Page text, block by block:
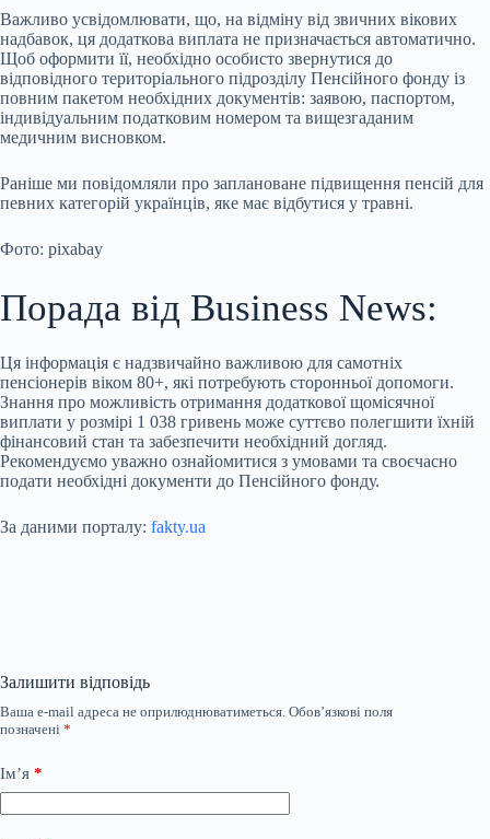
Важливо усвідомлювати, що, на відміну від звичних вікових
надбавок, ця додаткова виплата не призначається автоматично.
Щоб оформити її, необхідно особисто звернутися до
відповідного територіального підрозділу Пенсійного фонду із
повним пакетом необхідних документів: заявою, паспортом,
індивідуальним податковим номером та вищезгаданим
медичним висновком.
Раніше ми повідомляли про заплановане підвищення пенсій для
певних категорій українців, яке має відбутися у травні.
Фото: pixabay
Порада від Business News:
Ця інформація є надзвичайно важливою для самотніх
пенсіонерів віком 80+, які потребують сторонньої допомоги.
Знання про можливість отримання додаткової щомісячної
виплати у розмірі 1 038 гривень може суттєво полегшити їхній
фінансовий стан та забезпечити необхідний догляд.
Рекомендуємо уважно ознайомитися з умовами та своєчасно
подати необхідні документи до Пенсійного фонду.
За даними порталу: fakty.ua
Залишити відповідь
Ваша e-mail адреса не оприлюднюватиметься. Обов’язкові поля
позначені *
Ім’я *